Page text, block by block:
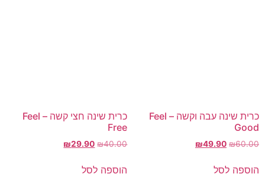
כרית שינה עבה וקשה – Feel
Good
₪60.00
₪49.90
הוספה לסל
כרית שינה חצי קשה – Feel
Free
₪40.00
₪29.90
הוספה לסל